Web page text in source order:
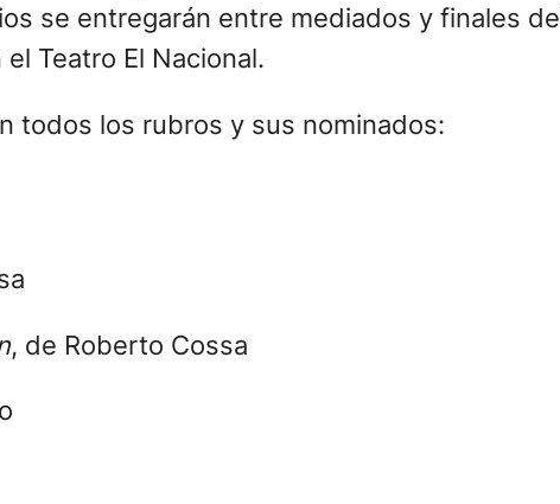
se entregarán entre mediados y finales
Teatro El Nacional.
todos los rubros y sus nominados:
, de Roberto Cossa